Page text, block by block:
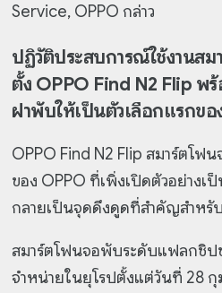
Service, OPPO กล่าว
ปฏิวัติประสบการณ์ใช้งานส
ตั้ง OPPO Find N2 Flip พ
ฝาพับให้เป็นตัวเลือกแรกขอ
OPPO Find N2 Flip สมาร์ตโฟ
ของ OPPO ที่เพิ่งเปิดตัวอย่างเ
กลายเป็นจุดดึงดูดที่สำคัญสำหรั
สมาร์ตโฟนจอพับระดับแฟลกชิป
จำหน่ายในยุโรปตั้งแต่วันที่ 28